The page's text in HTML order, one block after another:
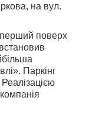
на вул.
перший поверх
Паркінг